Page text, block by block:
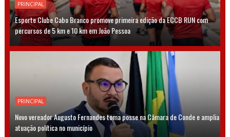
PRINCIPAL
Esporte Clube Cabo Branco promove primeira edição da ECCB RUN com
percursos de 5 km e 10 km em João Pessoa
PRINCIPAL
Novo vereador Augusto Fernandes toma posse na Câmara de Conde e amplia
atuação política no município